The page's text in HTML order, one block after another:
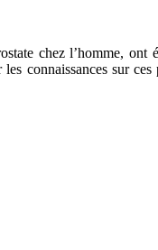
chez l’homme, ont
connaissances sur